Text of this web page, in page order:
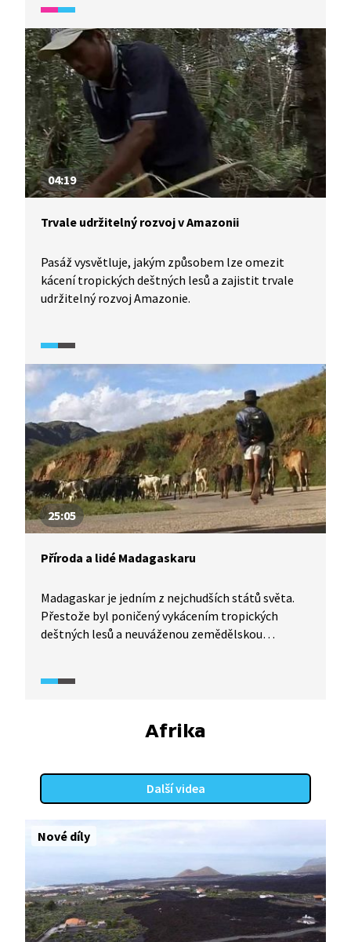
těžby dřeva či palmy olejné. Více se o deštných
pralesích dozvíte v reportáži z Wifiny.
04:19
Trvale udržitelný rozvoj v Amazonii
Pasáž vysvětluje, jakým způsobem lze omezit
kácení tropických deštných lesů a zajistit trvale
udržitelný rozvoj Amazonie.
25:05
Příroda a lidé Madagaskaru
Madagaskar je jedním z nejchudších států světa.
Přestože byl poničený vykácením tropických
deštných lesů a neuváženou zemědělskou
Afrika
Další videa
Nové díly